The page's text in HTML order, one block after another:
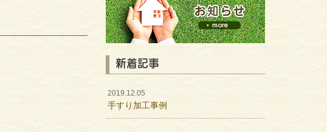
新着記事
2019.12.05
手すり加工事例